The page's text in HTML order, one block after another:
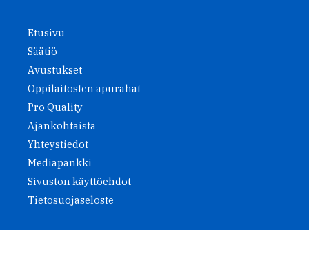
Etusivu
Säätiö
Avustukset
Oppilaitosten apurahat
Pro Quality
Ajankohtaista
Yhteystiedot
Mediapankki
Sivuston käyttöehdot
Tietosuojaseloste